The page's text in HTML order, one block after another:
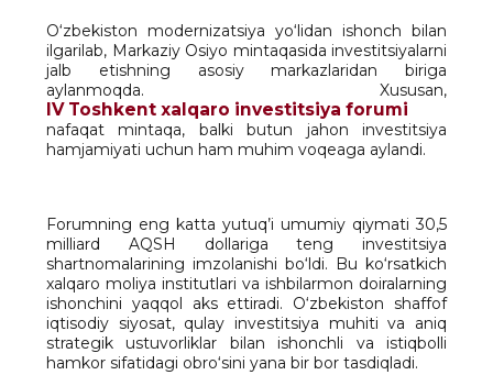
O‘zbekiston modernizatsiya yo‘lidan ishonch bilan
ilgarilab, Markaziy Osiyo mintaqasida investitsiyalarni
jalb etishning asosiy markazlaridan biriga
aylanmoqda. Xususan,
IV Toshkent xalqaro investitsiya forumi
nafaqat mintaqa, balki butun jahon investitsiya
hamjamiyati uchun ham muhim voqeaga aylandi.
Forumning eng katta yutuq’i umumiy qiymati 30,5
milliard AQSH dollariga teng investitsiya
shartnomalarining imzolanishi bo‘ldi. Bu ko‘rsatkich
xalqaro moliya institutlari va ishbilarmon doiralarning
ishonchini yaqqol aks ettiradi. O‘zbekiston shaffof
iqtisodiy siyosat, qulay investitsiya muhiti va aniq
strategik ustuvorliklar bilan ishonchli va istiqbolli
hamkor sifatidagi obro‘sini yana bir bor tasdiqladi.